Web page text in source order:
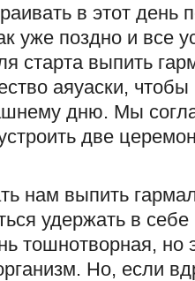
в этот день
уже поздно и все
старта выпить
аяуаски, чтобы
дню. Мы
две
нам выпить
удержать в
тошнотворная, но
Но, если